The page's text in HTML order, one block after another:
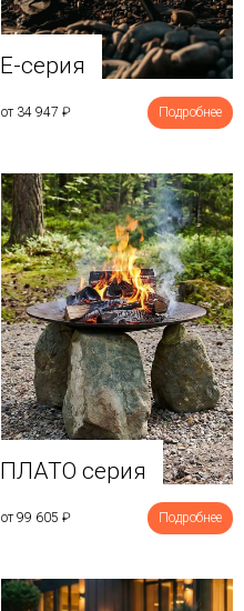
E-серия
от 34 947 ₽ Подробнее
ПЛАТО серия
от 99 605 ₽ Подробнее